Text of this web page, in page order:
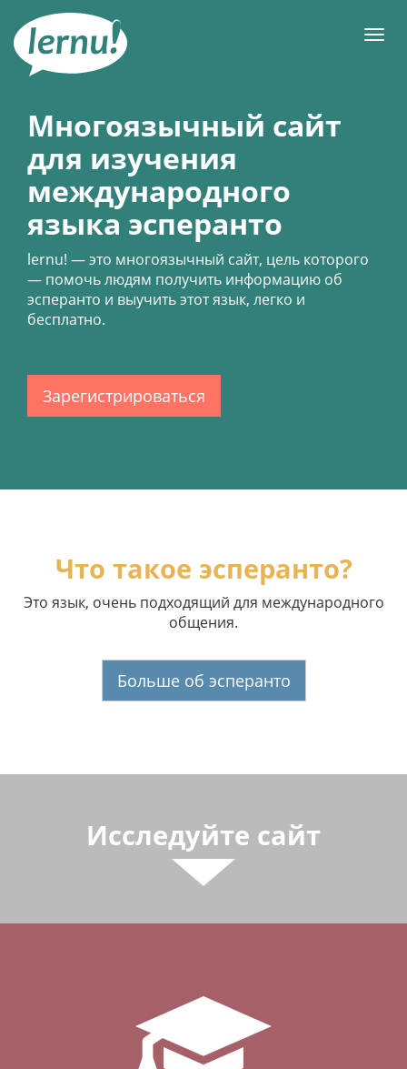
содержанию
Многоязычный сайт
для изучения
международного
языка эсперанто
lernu! — это многоязычный сайт, цель которого
— помочь людям получить информацию об
эсперанто и выучить этот язык, легко и
бесплатно.
Зарегистрироваться
Что такое эсперанто?
Это язык, очень подходящий для международного
общения.
Больше об эсперанто
Исследуйте сайт